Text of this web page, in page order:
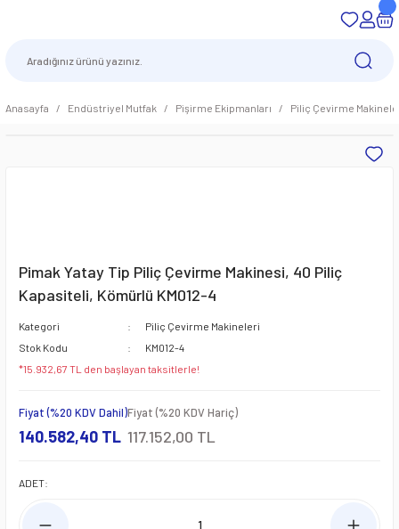
Anasayfa Endüstriyel Mutfak Pişirme Ekipmanları Piliç Çevirme
Pimak Yatay Tip Piliç Çevirme Makinesi, 40 Piliç
Kapasiteli, Kömürlü KM012-4
Kategori
Piliç Çevirme Makineleri
Stok Kodu
KM012-4
*15.932,67 TL den başlayan taksitlerle!
Fiyat (%20 KDV Dahil)
140.582,40 TL
Fiyat (%20 KDV Hariç)
117.152,00 TL
ADET: